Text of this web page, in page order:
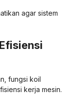
agar sistem
fungsi koil
kerja mesin.